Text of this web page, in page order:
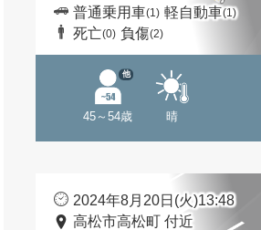
普通乗用車(1) 軽自動車(1)
死亡(0) 負傷(2)
45～54歳
他
晴
2024年8月20日(火)13:48
高松市高松町 付近